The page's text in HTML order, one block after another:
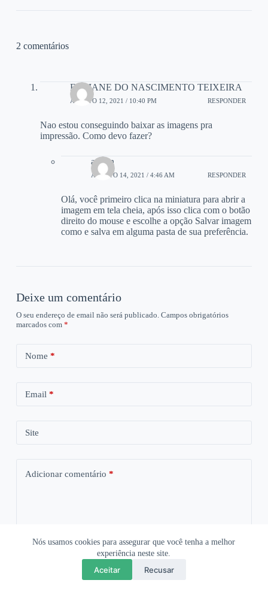
Nós usamos cookies para assegurar que você tenha a melhor
experiência neste site.
Aceitar Recusar
2 comentários
FABIANE DO NASCIMENTO TEIXEIRA
AGOSTO 12, 2021 / 10:40 PM RESPONDER
Nao estou conseguindo baixar as imagens pra
impressão. Como devo fazer?
admin
AGOSTO 14, 2021 / 4:46 AM RESPONDER
Olá, você primeiro clica na miniatura para abrir a
imagem em tela cheia, após isso clica com o botão
direito do mouse e escolhe a opção Salvar imagem
como e salva em alguma pasta de sua preferência.
Deixe um comentário
O seu endereço de email não será publicado. Campos obrigatórios
marcados com *
Nome *
Email *
Site
Adicionar comentário *
Salvar meus dados neste navegador para a próxima vez que eu